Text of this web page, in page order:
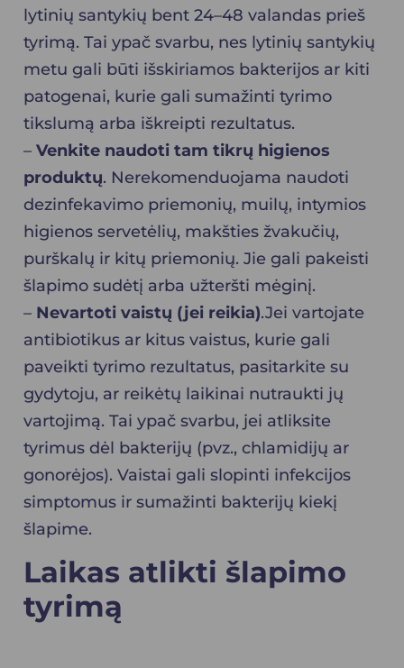
lytinių santykių bent 24–48 valandas prieš
tyrimą. Tai ypač svarbu, nes lytinių santykių
metu gali būti išskiriamos bakterijos ar kiti
patogenai, kurie gali sumažinti tyrimo
tikslumą arba iškreipti rezultatus.
– Venkite naudoti tam tikrų higienos
produktų. Nerekomenduojama naudoti
dezinfekavimo priemonių, muilų, intymios
higienos servetėlių, makšties žvakučių,
purškalų ir kitų priemonių. Jie gali pakeisti
šlapimo sudėtį arba užteršti mėginį.
– Nevartoti vaistų (jei reikia).Jei vartojate
antibiotikus ar kitus vaistus, kurie gali
paveikti tyrimo rezultatus, pasitarkite su
gydytoju, ar reikėtų laikinai nutraukti jų
vartojimą. Tai ypač svarbu, jei atliksite
tyrimus dėl bakterijų (pvz., chlamidijų ar
gonorėjos). Vaistai gali slopinti infekcijos
simptomus ir sumažinti bakterijų kiekį
šlapime.
Laikas atlikti šlapimo
tyrimą